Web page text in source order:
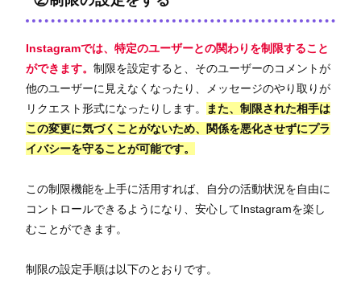
Instagramでは、特定のユーザーとの関わりを制限すること
ができます。 制限を設定すると、そのユーザーのコメントが
他のユーザーに見えなくなったり、メッセージのやり取りが
リクエスト形式になったりします。
また、制限された相手は
この変更に気づくことがないため、関係を悪化させずにプラ
イバシーを守ることが可能です。
この制限機能を上手に活用すれば、自分の活動状況を自由に
コントロールできるようになり、安心してInstagramを楽し
むことができます。
制限の設定手順は以下のとおりです。